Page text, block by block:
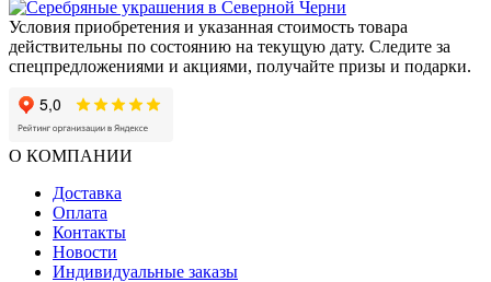
Условия приобретения и указанная стоимость товара
действительны по состоянию на текущую дату. Следите за
спецпредложениями и акциями, получайте призы и подарки.
О КОМПАНИИ
Доставка
Оплата
Контакты
Новости
Индивидуальные заказы